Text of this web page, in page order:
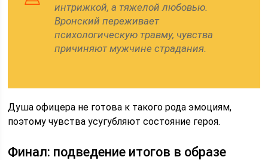
интрижкой, а тяжелой любовью.
Вронский переживает
психологическую травму, чувства
причиняют мужчине страдания.
Душа офицера не готова к такого рода эмоциям,
поэтому чувства усугубляют состояние героя.
Финал: подведение итогов в образе